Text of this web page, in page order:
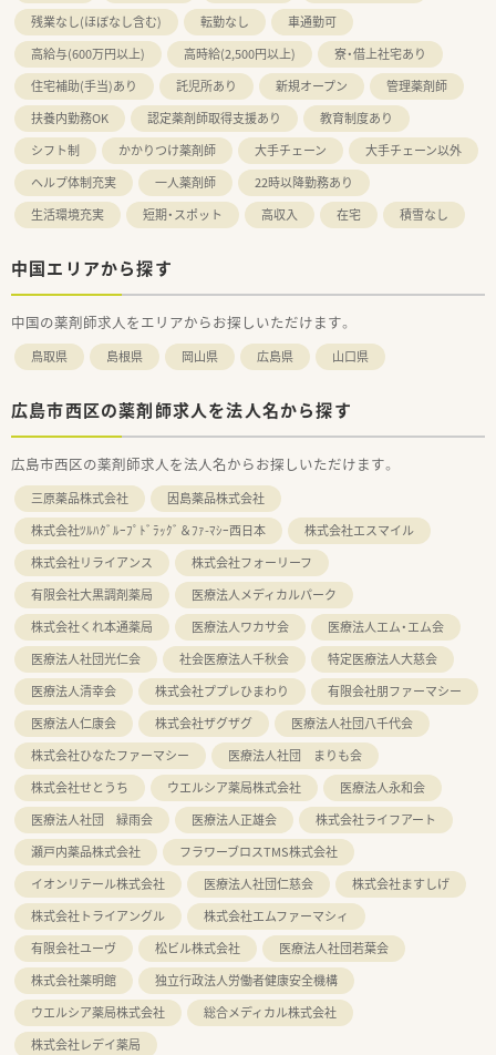
残業なし(ほぼなし含む)
転勤なし
車通勤可
高給与(600万円以上)
高時給(2,500円以上)
寮・借上社宅あり
住宅補助(手当)あり
託児所あり 新規オープン
管理薬剤師
扶養内勤務OK
認定薬剤師取得支援あり
教育制度あり
シフト制
かかりつけ薬剤師 大手チェーン
大手チェーン以外
ヘルプ体制充実
一人薬剤師
22時以降勤務あり
生活環境充実
短期・スポット 高収入 在宅 積雪なし
中国エリアから探す
中国の薬剤師求人をエリアからお探しいただけます。
鳥取県 島根県 岡山県 広島県 山口県
広島市西区の薬剤師求人を法人名から探す
広島市西区の薬剤師求人を法人名からお探しいただけます。
三原薬品株式会社
因島薬品株式会社
株式会社ﾂﾙﾊｸﾞﾙｰﾌﾟﾄﾞﾗｯｸﾞ＆ﾌｧ-ﾏｼｰ西日本
株式会社エスマイル
株式会社リライアンス
株式会社フォーリーフ
有限会社大黒調剤薬局
医療法人メディカルパーク
株式会社くれ本通薬局
医療法人ワカサ会
医療法人エム・エム会
医療法人社団光仁会
社会医療法人千秋会
特定医療法人大慈会
医療法人清幸会
株式会社ププレひまわり
有限会社朋ファーマシー
医療法人仁康会
株式会社ザグザグ
医療法人社団八千代会
株式会社ひなたファーマシー
医療法人社団 まりも会
株式会社せとうち
ウエルシア薬局株式会社
医療法人永和会
医療法人社団 緑雨会
医療法人正雄会
株式会社ライフアート
瀬戸内薬品株式会社
フラワーブロスTMS株式会社
イオンリテール株式会社
医療法人社団仁慈会
株式会社ますしげ
株式会社トライアングル
株式会社エムファーマシィ
有限会社ユーヴ
松ビル株式会社
医療法人社団若葉会
株式会社薬明館
独立行政法人労働者健康安全機構
ウエルシア薬局株式会社
総合メディカル株式会社
株式会社レデイ薬局